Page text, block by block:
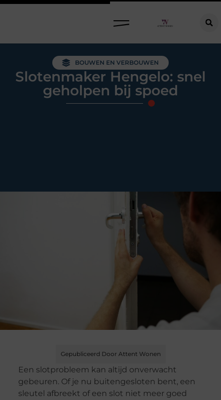
BOUWEN EN VERBOUWEN
Slotenmaker Hengelo: snel
geholpen bij spoed
Gepubliceerd Door Attent Wonen
Een slotprobleem kan altijd onverwacht
gebeuren. Of je nu buitengesloten bent, een
sleutel afbreekt of een slot niet meer goed